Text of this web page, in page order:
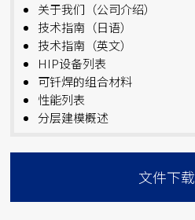
关于我们（公司介绍）
技术指南（日语）
技术指南（英文）
HIP设备列表
可钎焊的组合材料
性能列表
分层建模概述
文件下载